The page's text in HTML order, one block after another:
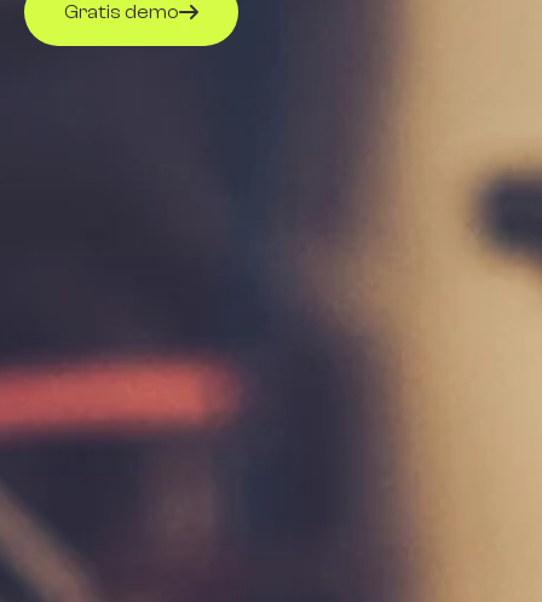
Gratis demo